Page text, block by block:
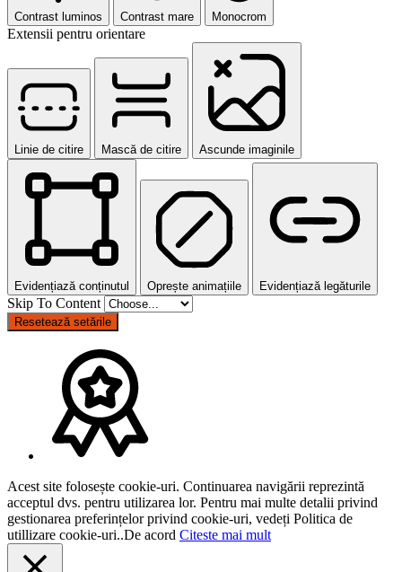
Contrast luminos Contrast mare Monocrom
Extensii pentru orientare
Linie de citire Mască de citire Ascunde imaginile
Evidențiază conținutul Oprește animațiile Evidențiază legăturile
Skip To Content
Resetează setările
Acest site folosește cookie-uri. Continuarea navigării reprezintă
acceptul dvs. pentru utilizarea lor. Pentru mai multe detalii privind
gestionarea preferințelor privind cookie-uri, vedeți Politica de
utillizare cookie-uri..De acord Citeste mai mult